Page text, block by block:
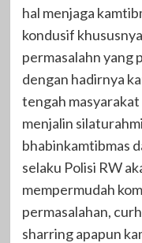
hal menjaga
kondusif
permasalahn yang
dengan hadirnya
tengah
menjalin
bhabinkamtibmas
selaku Polisi RW
mempermudah
permasalahan,
sharring apapun